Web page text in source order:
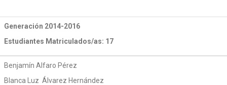
Generación 2014-2016
Estudiantes Matriculados/as: 17
Benjamín Alfaro Pérez
Blanca Luz Álvarez Hernández